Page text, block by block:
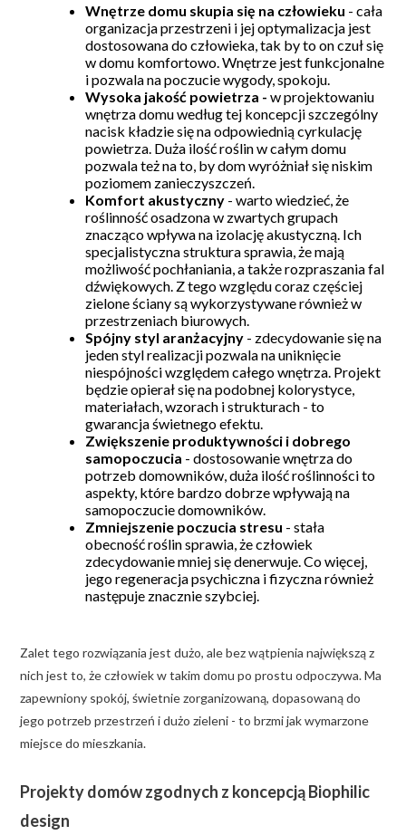
Wnętrze domu skupia się na człowieku - cała
organizacja przestrzeni i jej optymalizacja jest
dostosowana do człowieka, tak by to on czuł się
w domu komfortowo. Wnętrze jest funkcjonalne
i pozwala na poczucie wygody, spokoju.
Wysoka jakość powietrza - w projektowaniu
wnętrza domu według tej koncepcji szczególny
nacisk kładzie się na odpowiednią cyrkulację
powietrza. Duża ilość roślin w całym domu
pozwala też na to, by dom wyróżniał się niskim
poziomem zanieczyszczeń.
Komfort akustyczny - warto wiedzieć, że
roślinność osadzona w zwartych grupach
znacząco wpływa na izolację akustyczną. Ich
specjalistyczna struktura sprawia, że mają
możliwość pochłaniania, a także rozpraszania fal
dźwiękowych. Z tego względu coraz częściej
zielone ściany są wykorzystywane również w
przestrzeniach biurowych.
Spójny styl aranżacyjny - zdecydowanie się na
jeden styl realizacji pozwala na uniknięcie
niespójności względem całego wnętrza. Projekt
będzie opierał się na podobnej kolorystyce,
materiałach, wzorach i strukturach - to
gwarancja świetnego efektu.
Zwiększenie produktywności i dobrego
samopoczucia - dostosowanie wnętrza do
potrzeb domowników, duża ilość roślinności to
aspekty, które bardzo dobrze wpływają na
samopoczucie domowników.
Zmniejszenie poczucia stresu - stała
obecność roślin sprawia, że człowiek
zdecydowanie mniej się denerwuje. Co więcej,
jego regeneracja psychiczna i fizyczna również
następuje znacznie szybciej.
Zalet tego rozwiązania jest dużo, ale bez wątpienia największą z
nich jest to, że człowiek w takim domu po prostu odpoczywa. Ma
zapewniony spokój, świetnie zorganizowaną, dopasowaną do
jego potrzeb przestrzeń i dużo zieleni - to brzmi jak wymarzone
miejsce do mieszkania.
Projekty domów zgodnych z koncepcją Biophilic
design